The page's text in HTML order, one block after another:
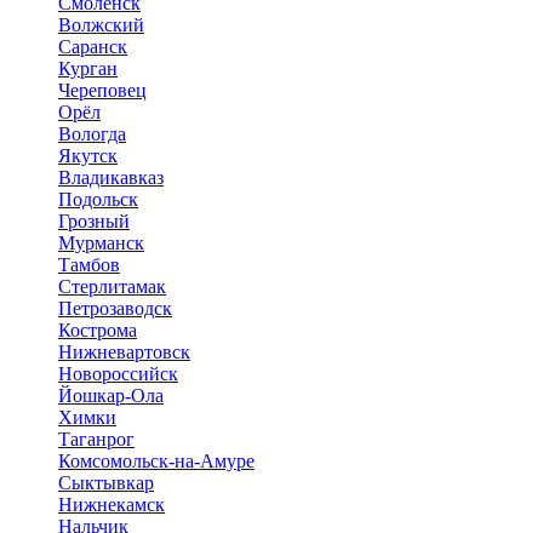
Волжский
Саранск
Курган
Череповец
Орёл
Вологда
Якутск
Владикавказ
Подольск
Грозный
Мурманск
Тамбов
Стерлитамак
Петрозаводск
Кострома
Нижневартовск
Новороссийск
Йошкар-Ола
Химки
Таганрог
Комсомольск-на-Амуре
Сыктывкар
Нижнекамск
Нальчик